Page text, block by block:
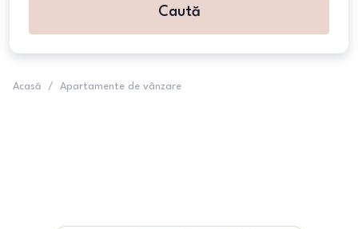
Caută
Acasă / Apartamente de vânzare